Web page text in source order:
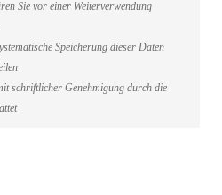
Sie vor einer Weiterverwendung
Speicherung dieser Daten
schriftlicher Genehmigung durch die